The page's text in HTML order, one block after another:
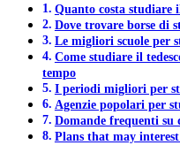
Quanto costa studiare
Dove trovare borse di
Le migliori scuole per
Come studiare il
tempo
I periodi migliori per
Agenzie popolari per
Domande frequenti su
Plans that may